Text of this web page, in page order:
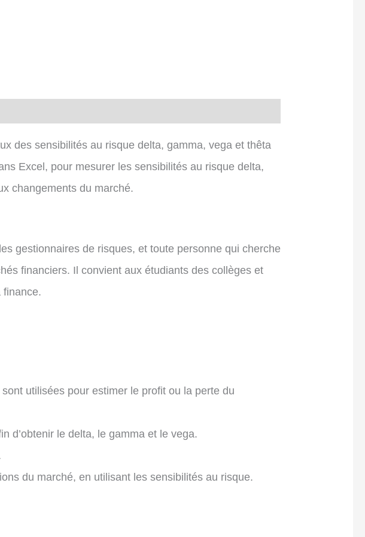
des sensibilités au risque delta, gamma, vega et thêta
Excel, pour mesurer les sensibilités au risque delta,
changements du marché.
gestionnaires de risques, et toute personne qui cherche
financiers. Il convient aux étudiants des collèges et
finance.
utilisées pour estimer le profit ou la perte du
d’obtenir le delta, le gamma et le vega.
du marché, en utilisant les sensibilités au risque.